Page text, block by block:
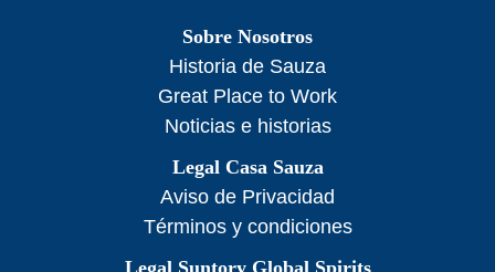
Sobre Nosotros
Historia de Sauza
Great Place to Work
Noticias e historias
Legal Casa Sauza
Aviso de Privacidad
Términos y condiciones